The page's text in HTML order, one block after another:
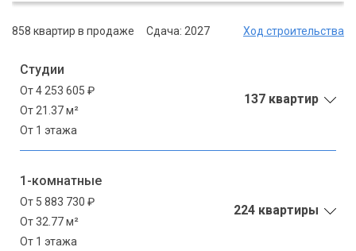
858 квартир в продаже Сдача: 2027 Ход строительства
Студии
От 4 253 605 ₽
От 21.37 м²
От 1 этажа
137 квартир
1-комнатные
От 5 883 730 ₽
От 32.77 м²
От 1 этажа
224 квартиры